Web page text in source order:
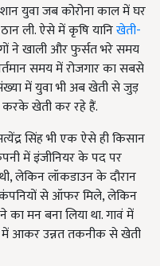
युवा जब कोरोना काल में घर
ली. ऐसे में कृषि यानिखेती-
ने खाली और फुर्सत भरे समय
समय में रोजगार का सबसे
में युवा भी अब खेती से जुड़
खेती कर रहे हैं.
सिंह भी एक ऐसे ही किसान
में इंजीनियर के पद पर
लेकिन लॉकडाउन के दौरान
से ऑफर मिले, लेकिन
मन बना लिया था. गावं में
में आकर उन्नत तकनीक से खेती